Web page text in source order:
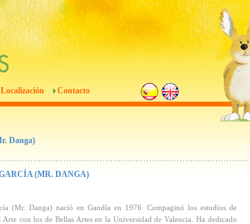
Localización Contacto
Danga)
(MR. DANGA)
(Mr. Danga) nació en Gandía en 1976. Compaginó los estudios de
Arte con los de Bellas Artes en la Universidad de Valencia. Ha dedicado